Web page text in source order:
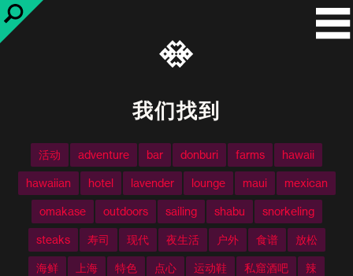
我们找到
活动 adventure bar donburi farms hawaii
hawaiian hotel lavender lounge maui mexican
omakase outdoors sailing shabu snorkeling
steaks 寿司 现代 夜生活 户外 食谱 放松
海鲜 上海 特色 点心 运动鞋 私窟酒吧 辣